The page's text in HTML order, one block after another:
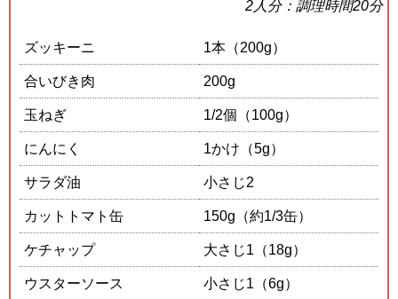
2人分：調理時間20分
ズッキーニ 1本（200g）
合いびき肉 200g
玉ねぎ 1/2個（100g）
にんにく 1かけ（5g）
サラダ油 小さじ2
カットトマト缶 150g（約1/3缶）
ケチャップ 大さじ1（18g）
ウスターソース 小さじ1（6g）